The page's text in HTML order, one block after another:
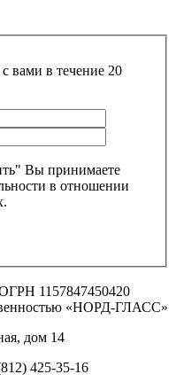
вами в течение 20
Вы принимаете
в отношении
1157847450420
«НОРД-ГЛАСС»
дом 14
425-35-16